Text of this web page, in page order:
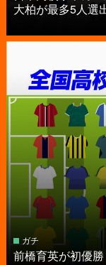
大柏が最多5人選
ガチ
前橋育英が初優